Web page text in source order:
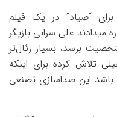
“صیاد” در یک فیلم
میدادند علی سرابی بازیگر
برسد، بسیار رئال‌تر
تلاش کرده برای اینکه
باشد این صداسازی تصنعی